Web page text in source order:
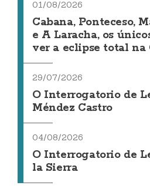
01/08/2026
Cabana, Ponteceso,
e A Laracha, os
ver a eclipse total na
29/07/2026
O Interrogatorio de
Méndez Castro
04/08/2026
O Interrogatorio de
la Sierra